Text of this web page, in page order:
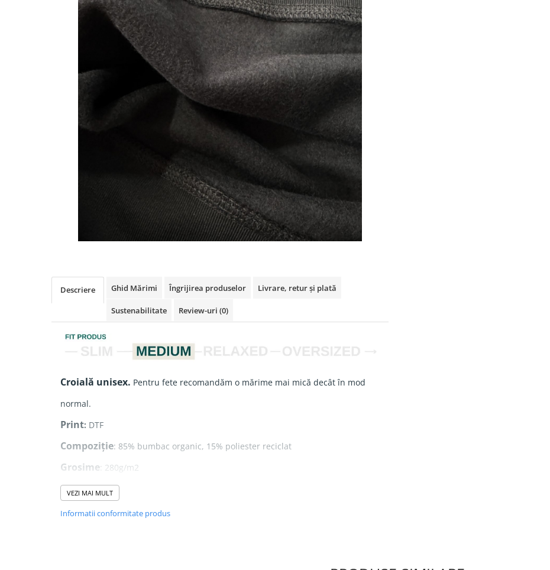
Descriere Ghid Mărimi Îngrijirea produselor Livrare, retur și plată
Sustenabilitate Review-uri (0)
Croială unisex. Pentru fete recomandăm o mărime mai mică decât în mod
normal.
Print: DTF
Compoziție: 85% bumbac organic, 15% poliester reciclat
Grosime: 280g/m2
- Șnururi rotunde în culoarea hanoracului.
VEZI MAI MULT
Informatii conformitate produs